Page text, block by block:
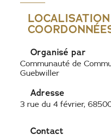
Organisé par
Communauté de
Guebwiller
Adresse
3 rue du 4 février,
Contact